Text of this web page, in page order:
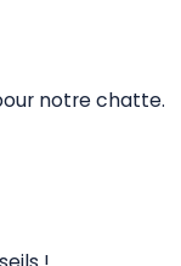
notre chatte.